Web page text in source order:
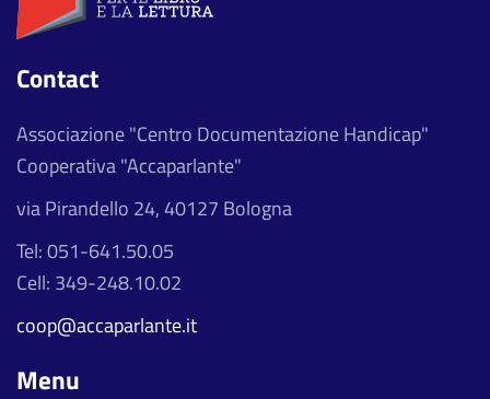
Contact
Associazione "Centro Documentazione Handicap"
Cooperativa "Accaparlante"
via Pirandello 24, 40127 Bologna
Tel: 051-641.50.05
Cell: 349-248.10.02
coop@accaparlante.it
Menu